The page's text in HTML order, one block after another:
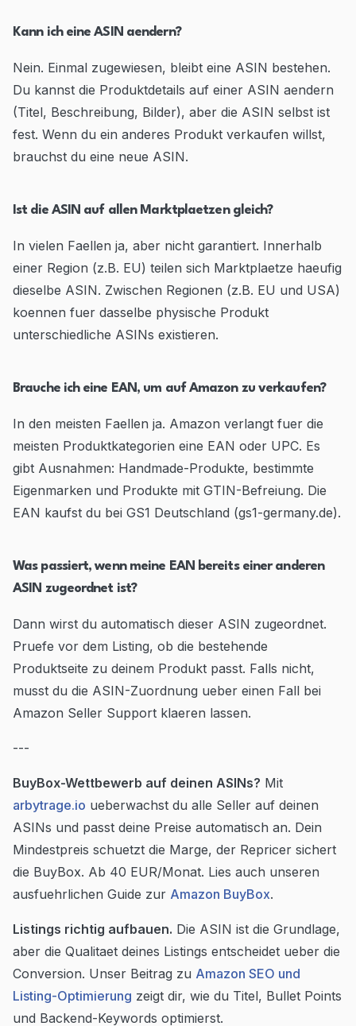
Kann ich eine ASIN aendern?
Nein. Einmal zugewiesen, bleibt eine ASIN bestehen.
Du kannst die Produktdetails auf einer ASIN aendern
(Titel, Beschreibung, Bilder), aber die ASIN selbst ist
fest. Wenn du ein anderes Produkt verkaufen willst,
brauchst du eine neue ASIN.
Ist die ASIN auf allen Marktplaetzen gleich?
In vielen Faellen ja, aber nicht garantiert. Innerhalb
einer Region (z.B. EU) teilen sich Marktplaetze haeufig
dieselbe ASIN. Zwischen Regionen (z.B. EU und USA)
koennen fuer dasselbe physische Produkt
unterschiedliche ASINs existieren.
Brauche ich eine EAN, um auf Amazon zu verkaufen?
In den meisten Faellen ja. Amazon verlangt fuer die
meisten Produktkategorien eine EAN oder UPC. Es
gibt Ausnahmen: Handmade-Produkte, bestimmte
Eigenmarken und Produkte mit GTIN-Befreiung. Die
EAN kaufst du bei GS1 Deutschland (gs1-germany.de).
Was passiert, wenn meine EAN bereits einer anderen
ASIN zugeordnet ist?
Dann wirst du automatisch dieser ASIN zugeordnet.
Pruefe vor dem Listing, ob die bestehende
Produktseite zu deinem Produkt passt. Falls nicht,
musst du die ASIN-Zuordnung ueber einen Fall bei
Amazon Seller Support klaeren lassen.
---
BuyBox-Wettbewerb auf deinen ASINs? Mit
arbytrage.io ueberwachst du alle Seller auf deinen
ASINs und passt deine Preise automatisch an. Dein
Mindestpreis schuetzt die Marge, der Repricer sichert
die BuyBox. Ab 40 EUR/Monat. Lies auch unseren
ausfuehrlichen Guide zur Amazon BuyBox.
Listings richtig aufbauen. Die ASIN ist die Grundlage,
aber die Qualitaet deines Listings entscheidet ueber die
Conversion. Unser Beitrag zu Amazon SEO und
Listing-Optimierung zeigt dir, wie du Titel, Bullet Points
und Backend-Keywords optimierst.